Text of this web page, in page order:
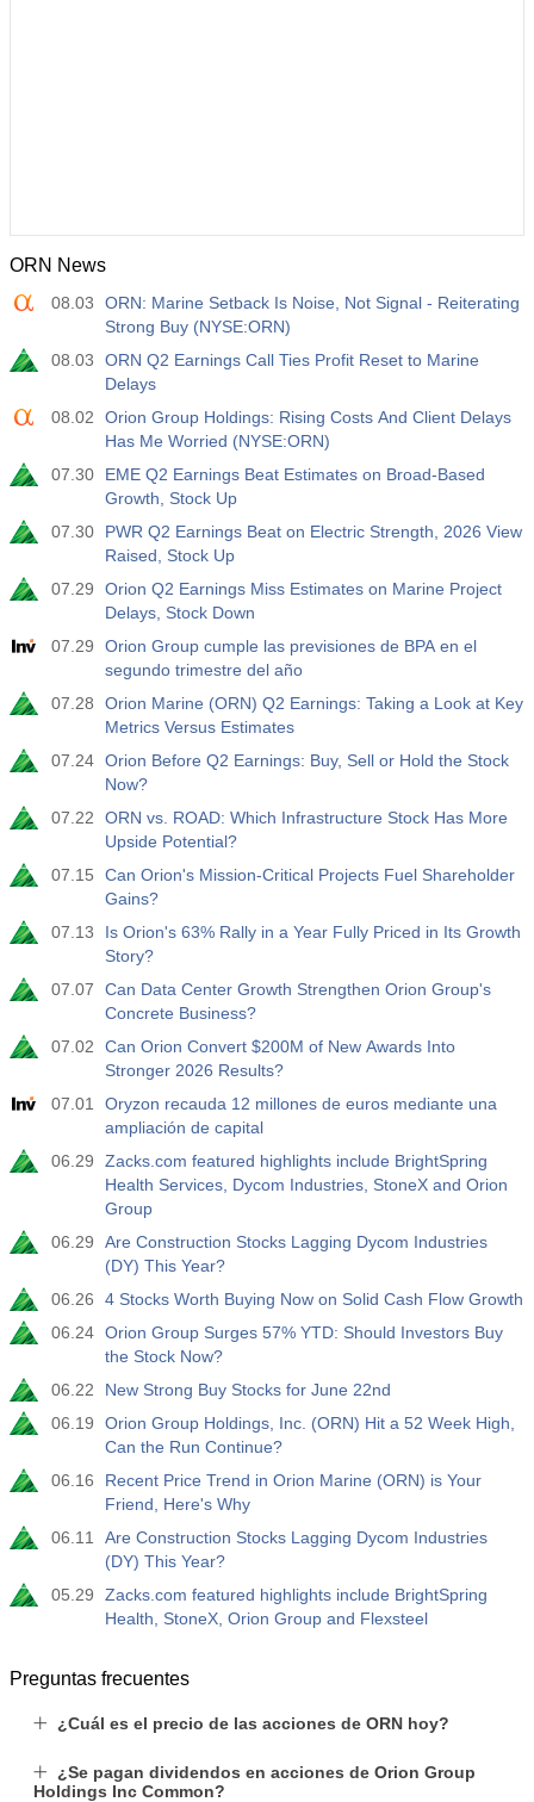
ORN News
08.03
ORN: Marine Setback Is Noise, Not Signal - Reiterating
Strong Buy (NYSE:ORN)
08.03
ORN Q2 Earnings Call Ties Profit Reset to Marine
Delays
08.02
Orion Group Holdings: Rising Costs And Client Delays
Has Me Worried (NYSE:ORN)
07.30
EME Q2 Earnings Beat Estimates on Broad-Based
Growth, Stock Up
07.30
PWR Q2 Earnings Beat on Electric Strength, 2026 View
Raised, Stock Up
07.29
Orion Q2 Earnings Miss Estimates on Marine Project
Delays, Stock Down
07.29
Orion Group cumple las previsiones de BPA en el
segundo trimestre del año
07.28
Orion Marine (ORN) Q2 Earnings: Taking a Look at Key
Metrics Versus Estimates
07.24 Orion Before Q2 Earnings: Buy, Sell or Hold the Stock
Now?
07.22
ORN vs. ROAD: Which Infrastructure Stock Has More
Upside Potential?
07.15
Can Orion's Mission-Critical Projects Fuel Shareholder
Gains?
07.13
Is Orion's 63% Rally in a Year Fully Priced in Its Growth
Story?
07.07
Can Data Center Growth Strengthen Orion Group's
Concrete Business?
07.02
Can Orion Convert $200M of New Awards Into
Stronger 2026 Results?
07.01
Oryzon recauda 12 millones de euros mediante una
ampliación de capital
06.29
Zacks.com featured highlights include BrightSpring
Health Services, Dycom Industries, StoneX and Orion
Group
06.29
Are Construction Stocks Lagging Dycom Industries
(DY) This Year?
06.26
4 Stocks Worth Buying Now on Solid Cash Flow Growth
06.24 Orion Group Surges 57% YTD: Should Investors Buy
the Stock Now?
06.22
New Strong Buy Stocks for June 22nd
06.19
Orion Group Holdings, Inc. (ORN) Hit a 52 Week High,
Can the Run Continue?
06.16
Recent Price Trend in Orion Marine (ORN) is Your
Friend, Here's Why
06.11
Are Construction Stocks Lagging Dycom Industries
(DY) This Year?
05.29
Zacks.com featured highlights include BrightSpring
Health, StoneX, Orion Group and Flexsteel
Preguntas frecuentes
¿Cuál es el precio de las acciones de ORN hoy?
¿Se pagan dividendos en acciones de Orion Group
Holdings Inc Common?